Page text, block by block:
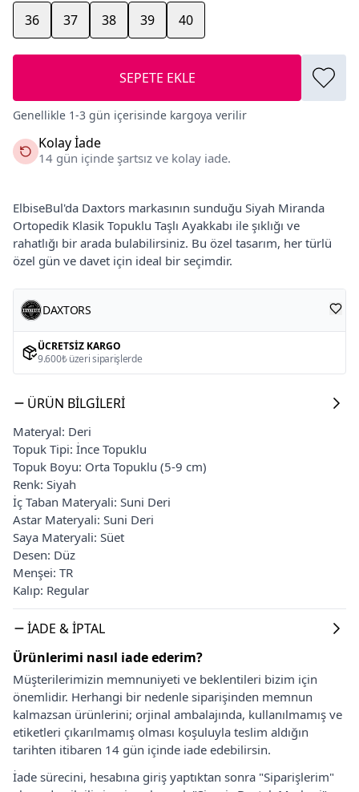
36 37 38 39 40
SEPETE EKLE
Genellikle 1-3 gün içerisinde kargoya verilir
Kolay İade
14 gün içinde şartsız ve kolay iade.
ElbiseBul'da Daxtors markasının sunduğu Siyah Miranda
Ortopedik Klasik Topuklu Taşlı Ayakkabı ile şıklığı ve
rahatlığı bir arada bulabilirsiniz. Bu özel tasarım, her türlü
özel gün ve davet için ideal bir seçimdir.
DAXTORS
ÜCRETSIZ KARGO
9.600₺ üzeri siparişlerde
ÜRÜN BILGILERI
Materyal: Deri
Topuk Tipi: İnce Topuklu
Topuk Boyu: Orta Topuklu (5-9 cm)
Renk: Siyah
İç Taban Materyali: Suni Deri
Astar Materyali: Suni Deri
Saya Materyali: Süet
Desen: Düz
Menşei: TR
Kalıp: Regular
İADE & İPTAL
Ürünlerimi nasıl iade ederim?
Müşterilerimizin memnuniyeti ve beklentileri bizim için
önemlidir. Herhangi bir nedenle siparişinden memnun
kalmazsan ürünlerini; orjinal ambalajında, kullanılmamış ve
etiketleri çıkarılmamış olması koşuluyla teslim aldığın
tarihten itibaren 14 gün içinde iade edebilirsin.
İade sürecini, hesabına giriş yaptıktan sonra "Siparişlerim"